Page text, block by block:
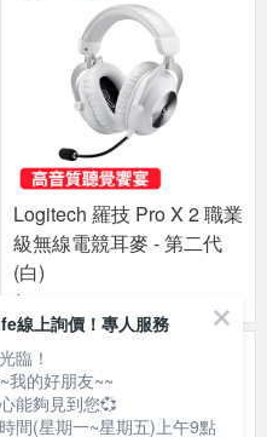
Logitech 羅技 Pro X 2 職業
級無線電競耳麥 - 第二代
(白)
$5391
線上詢價！專人服務
臨！
的好朋友~~
能夠見到您💞
間(星期一~星期五)上午9點